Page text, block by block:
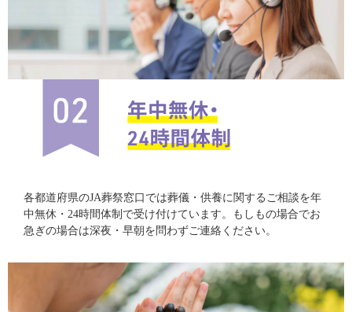
各都道府県のJA葬祭窓口では葬儀・供養に関するご相談を年
中無休・24時間体制で受け付けています。もしもの場合でお
急ぎの場合は深夜・早朝を問わずご連絡ください。